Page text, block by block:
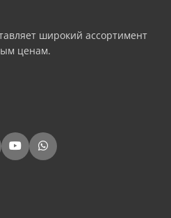
широкий ассортимент
ценам.